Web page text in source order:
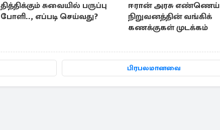
தித்திக்கும் சுவையில் பருப்பு
போளி.., எப்படி செய்வது?
ஈரான் அரசு எண்ணெய்
நிறுவனத்தின் வங்கிக்
கணக்குகள் முடக்கம்
பிரபலமானவை